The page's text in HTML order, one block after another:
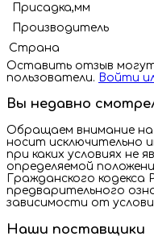
Присадка,мм
Производитель
Страна
Оставить отзыв
пользователи. Войти
Вы недавно
Обращаем внимание
носит исключительно
при каких условиях не
определяемой
Гражданского кодекса
предварительного
зависимости от
Наши поставщики